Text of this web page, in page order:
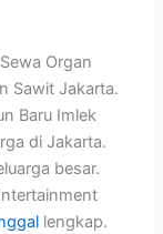
Organ
Sawit Jakarta.
Baru Imlek
di Jakarta.
besar.
lengkap.